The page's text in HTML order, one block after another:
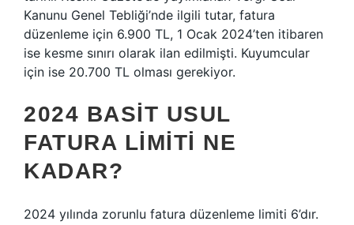
Kanunu Genel Tebliği’nde ilgili tutar, fatura
düzenleme için 6.900 TL, 1 Ocak 2024’ten itibaren
ise kesme sınırı olarak ilan edilmişti. Kuyumcular
için ise 20.700 TL olması gerekiyor.
2024 BASIT USUL
FATURA LIMITI NE
KADAR?
2024 yılında zorunlu fatura düzenleme limiti 6’dır.